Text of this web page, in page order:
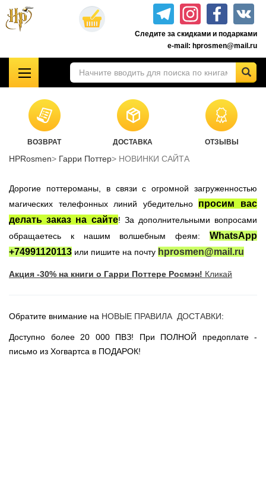
Перейти
Следите за скидками и подарками
e-mail: hprosmen@mail.ru
Комплекты книг о Гарри Поттере
Акционные товары к комплекту 7 книг Росмэн
Учебники Хогвартса
Гарри Поттер на английском
Настольные игры
Атрибутика Гарри Поттер
Одежда Гарри Поттер
Новогодние игрушки
ВОЗВРАТ ДОСТАВКА ОТЗЫВЫ
HPRosmen Гарри Поттер НОВИНКИ САЙТА
Дорогие поттероманы, в связи с огромной загруженностью
магических телефонных линий убедительно просим вас
делать заказ на сайте! За дополнительными вопросами
обращаетесь к нашим волшебным феям:
WhatsApp
+74991120113 или пишите на почту hprosmen@mail.ru
Акция -30% на книги о Гарри Поттере Росмэн! Кликай
Обратите внимание на НОВЫЕ ПРАВИЛА ДОСТАВКИ:
Доступно более 20 000 ПВЗ! При ПОЛНОЙ предоплате -
письмо из Хогвартса в ПОДАРОК!